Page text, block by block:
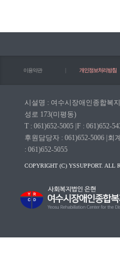
이용약관 개인정보처리방침
시설명 : 여수시장애인종합복
성로 173(미평동)
T : 061)652-5005 F : 061)652-
후원담당자 : 061)652-5006 회
: 061)652-5055
COPYRIGHT (C) YSSUPPORT. ALL
크(WA인증마크)